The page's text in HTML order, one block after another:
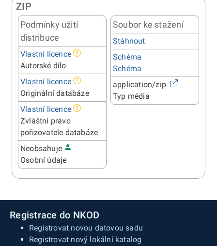
ZIP
Podmínky užití
distribuce
Vlastní licence
Autorské dílo
Vlastní licence
Originální databáze
Vlastní licence
Zvláštní právo
pořizovatele databáze
Neobsahuje
Osobní údaje
Soubor ke stažení
Stáhnout
Schéma
Schéma
application/zip
Typ média
Registrace do NKOD
Registrovat novou datovou sadu
Registrovat nový lokální katalog